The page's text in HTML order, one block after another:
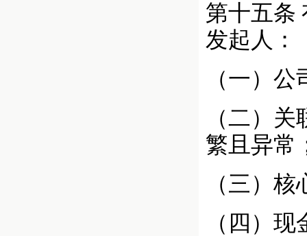
第十五条
发起人：
（一）
（二）
繁且异常
（三）
（四）